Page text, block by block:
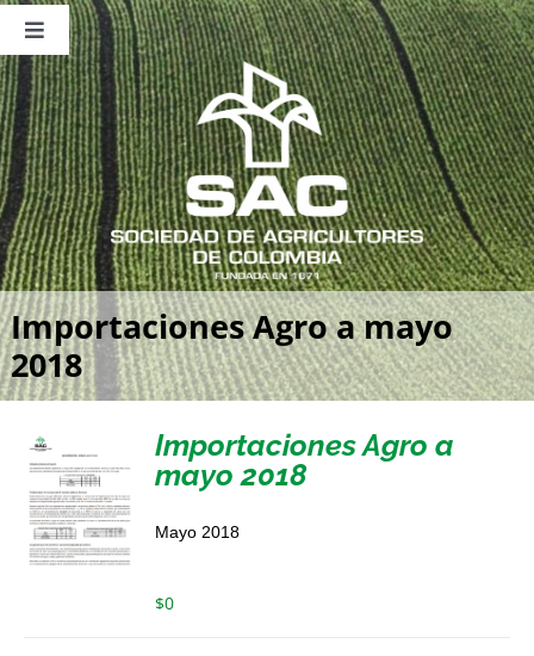
Saltar
contenido
Toggle
Navigation
Nosotros
Publicaciones
Sala de Prensa
Eventos
Importaciones Agro a mayo
2018
Importaciones Agro a
mayo 2018
Mayo 2018
$0